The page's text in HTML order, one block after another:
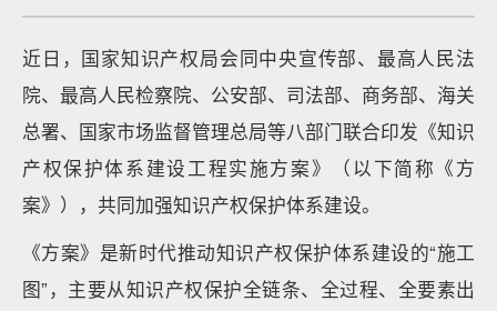
近日，国家知识产权局会同中央宣传部、最高人民法
院、最高人民检察院、公安部、司法部、商务部、海关
总署、国家市场监督管理总局等八部门联合印发《知识
产权保护体系建设工程实施方案》（以下简称《方
案》），共同加强知识产权保护体系建设。
《方案》是新时代推动知识产权保护体系建设的“施工
图”，主要从知识产权保护全链条、全过程、全要素出